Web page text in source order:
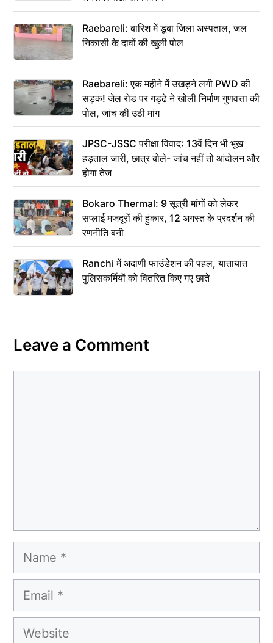
Raebareli: बारिश में डूबा जिला अस्पताल, जल
निकासी के दावों की खुली पोल
Raebareli: एक महीने में उखड़ने लगी PWD की
सड़क! जेल रोड पर गड्ढे ने खोली निर्माण गुणवत्ता की
पोल, जांच की उठी मांग
JPSC-JSSC परीक्षा विवाद: 13वें दिन भी भूख
हड़ताल जारी, छात्र बोले- जांच नहीं तो आंदोलन और
होगा तेज
Bokaro Thermal: 9 सूत्री मांगों को लेकर
सप्लाई मजदूरों की हुंकार, 12 अगस्त के प्रदर्शन की
रणनीति बनी
Ranchi में अदाणी फाउंडेशन की पहल, यातायात
पुलिसकर्मियों को वितरित किए गए छाते
Leave a Comment
Name
Email
Website